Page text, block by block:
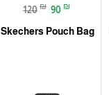
120 ₪ 90 ₪
Skechers Pouch Bag